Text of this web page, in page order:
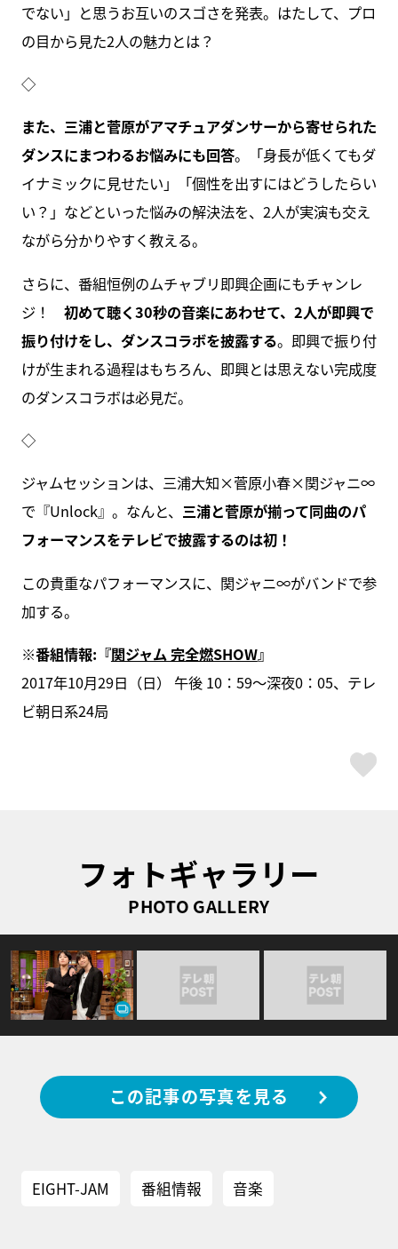
でない」と思うお互いのスゴさを発表。はたして、プロ
の目から見た2人の魅力とは？
◇
また、三浦と菅原がアマチュアダンサーから寄せられた
ダンスにまつわるお悩みにも回答。「身長が低くてもダ
イナミックに見せたい」「個性を出すにはどうしたらい
い？」などといった悩みの解決法を、2人が実演も交え
ながら分かりやすく教える。
さらに、番組恒例のムチャブリ即興企画にもチャンレ
ジ！ 初めて聴く30秒の音楽にあわせて、2人が即興で
振り付けをし、ダンスコラボを披露する。即興で振り付
けが生まれる過程はもちろん、即興とは思えない完成度
のダンスコラボは必見だ。
◇
ジャムセッションは、三浦大知×菅原小春×関ジャニ∞
で『Unlock』。なんと、 三浦と菅原が揃って同曲のパ
フォーマンスをテレビで披露するのは初！
この貴重なパフォーマンスに、関ジャニ∞がバンドで参
加する。
※番組情報:『関ジャム 完全燃SHOW』
2017年10月29日（日） 午後 10：59～深夜0：05、テレ
ビ朝日系24局
フォトギャラリー
PHOTO GALLERY
この記事の写真を見る
EIGHT-JAM 番組情報 音楽